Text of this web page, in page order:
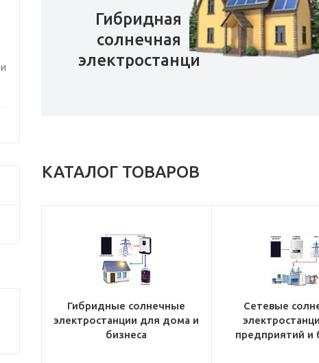
Гибридная
солнечная
электростанция
КАТАЛОГ ТОВАРОВ
Гибридные солнечные
электростанции для дома и
бизнеса
Сетевые
предприятий и